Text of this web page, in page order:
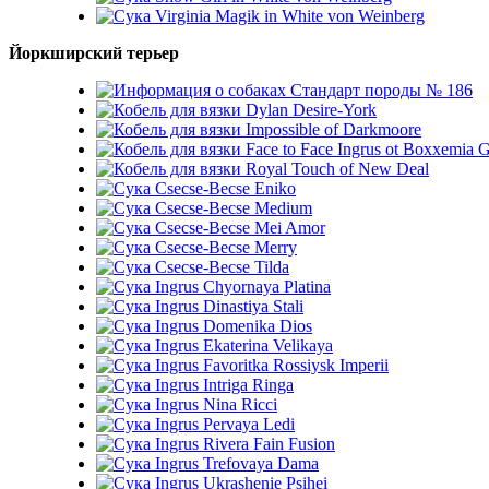
Virginia Magik in White von Weinberg
Йоркширский терьер
Стандарт породы № 186
Dylan Desire-York
Impossible of Darkmoore
Face to Face Ingrus ot Boxxemia
Royal Touch of New Deal
Csecse-Becse Eniko
Csecse-Becse Medium
Csecse-Becse Mei Amor
Csecse-Becse Merry
Csecse-Becse Tilda
Ingrus Chyornaya Platina
Ingrus Dinastiya Stali
Ingrus Domenika Dios
Ingrus Ekaterina Velikaya
Ingrus Favoritka Rossiysk Imperii
Ingrus Intriga Ringa
Ingrus Nina Ricci
Ingrus Pervaya Ledi
Ingrus Rivera Fain Fusion
Ingrus Trefovaya Dama
Ingrus Ukrashenie Psihei